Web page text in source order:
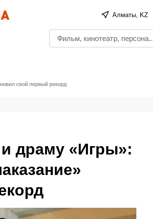
Алматы, KZ
свой первый рекорд
драму «Игры»: